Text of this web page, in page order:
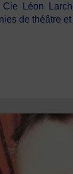
Léon
de théâtre